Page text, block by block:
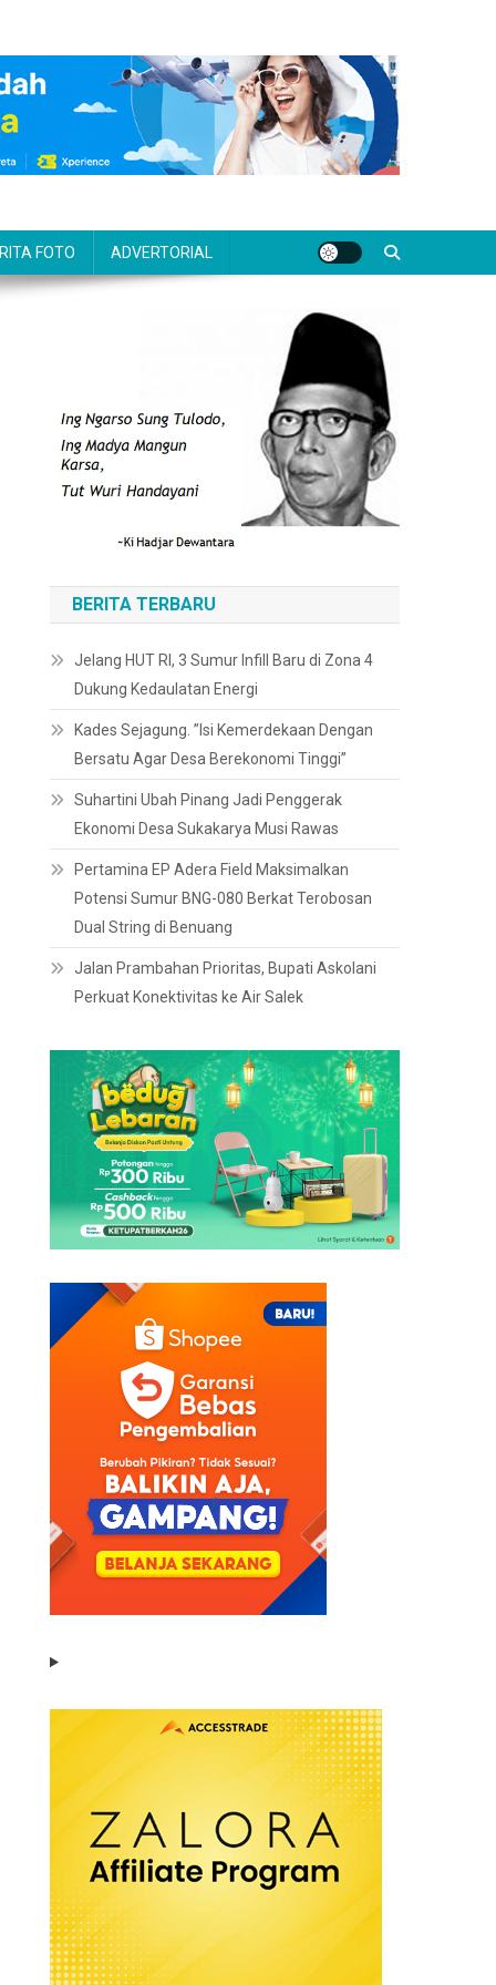
FOTO ADVERTORIAL
BERITA TERBARU
Jelang HUT RI, 3 Sumur Infill Baru di Zona 4
Dukung Kedaulatan Energi
Kades Sejagung. ”Isi Kemerdekaan Dengan
Bersatu Agar Desa Berekonomi Tinggi”
Suhartini Ubah Pinang Jadi Penggerak
Ekonomi Desa Sukakarya Musi Rawas
Pertamina EP Adera Field Maksimalkan
Potensi Sumur BNG-080 Berkat Terobosan
Dual String di Benuang
Jalan Prambahan Prioritas, Bupati Askolani
Perkuat Konektivitas ke Air Salek